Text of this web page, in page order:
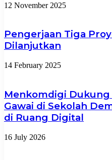
12 November 2025
Pengerjaan Tiga
Dilanjutkan
14 February 2025
Menkomdigi
Gawai di Sekolah
di Ruang Digital
16 July 2026